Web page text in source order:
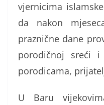
vjernicima
da nakon
praznične dane
porodičnoj sreći i
porodicama,
U Baru